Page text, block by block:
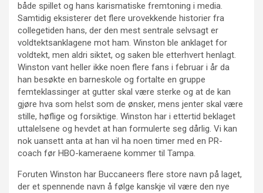
både spillet og hans karismatiske fremtoning i media.
Samtidig eksisterer det flere urovekkende historier fra
collegetiden hans, der den mest sentrale selvsagt er
voldtektsanklagene mot ham. Winston ble anklaget for
voldtekt, men aldri siktet, og saken ble etterhvert henlagt.
Winston vant heller ikke noen flere fans i februar i år da
han besøkte en barneskole og fortalte en gruppe
femteklassinger at gutter skal være sterke og at de kan
gjøre hva som helst som de ønsker, mens jenter skal være
stille, høflige og forsiktige. Winston har i ettertid beklaget
uttalelsene og hevdet at han formulerte seg dårlig. Vi kan
nok uansett anta at han vil ha noen timer med en PR-
coach før HBO-kameraene kommer til Tampa.
Foruten Winston har Buccaneers flere store navn på laget,
der et spennende navn å følge kanskje vil være den nye